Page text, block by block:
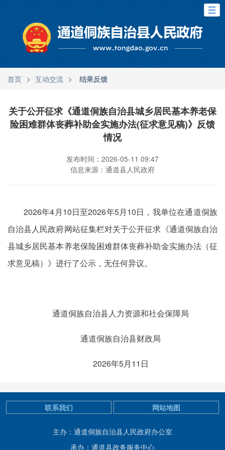
首页 > 互动交流 > 结果反馈
关于公开征求《通道侗族自治县城乡居民基本养老保
险困难群体丧葬补助金实施办法(征求意见稿)》反馈
情况
发布时间：2026-05-11 09:47
信息来源：通道县人民政府
2026年4月10日至2026年5月10日，我单位在通道侗族
自治县人民政府网站征集栏对关于公开征求《通道侗族自治
县城乡居民基本养老保险困难群体丧葬补助金实施办法（征
求意见稿）》进行了公示，无任何异议。
通道侗族自治县人力资源和社会保障局
通道侗族自治县财政局
2026年5月11日
主办：通道侗族自治县人民政府办公室
承办：通道县政务服务中心
联系我们 网站地图